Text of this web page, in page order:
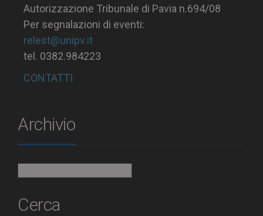
Autorizzazione Tribunale di Pavia n.694/08
Per segnalazioni di eventi:
relest@unipv.it
tel. 0382.984223
CONTATTI
Archivio
Cerca